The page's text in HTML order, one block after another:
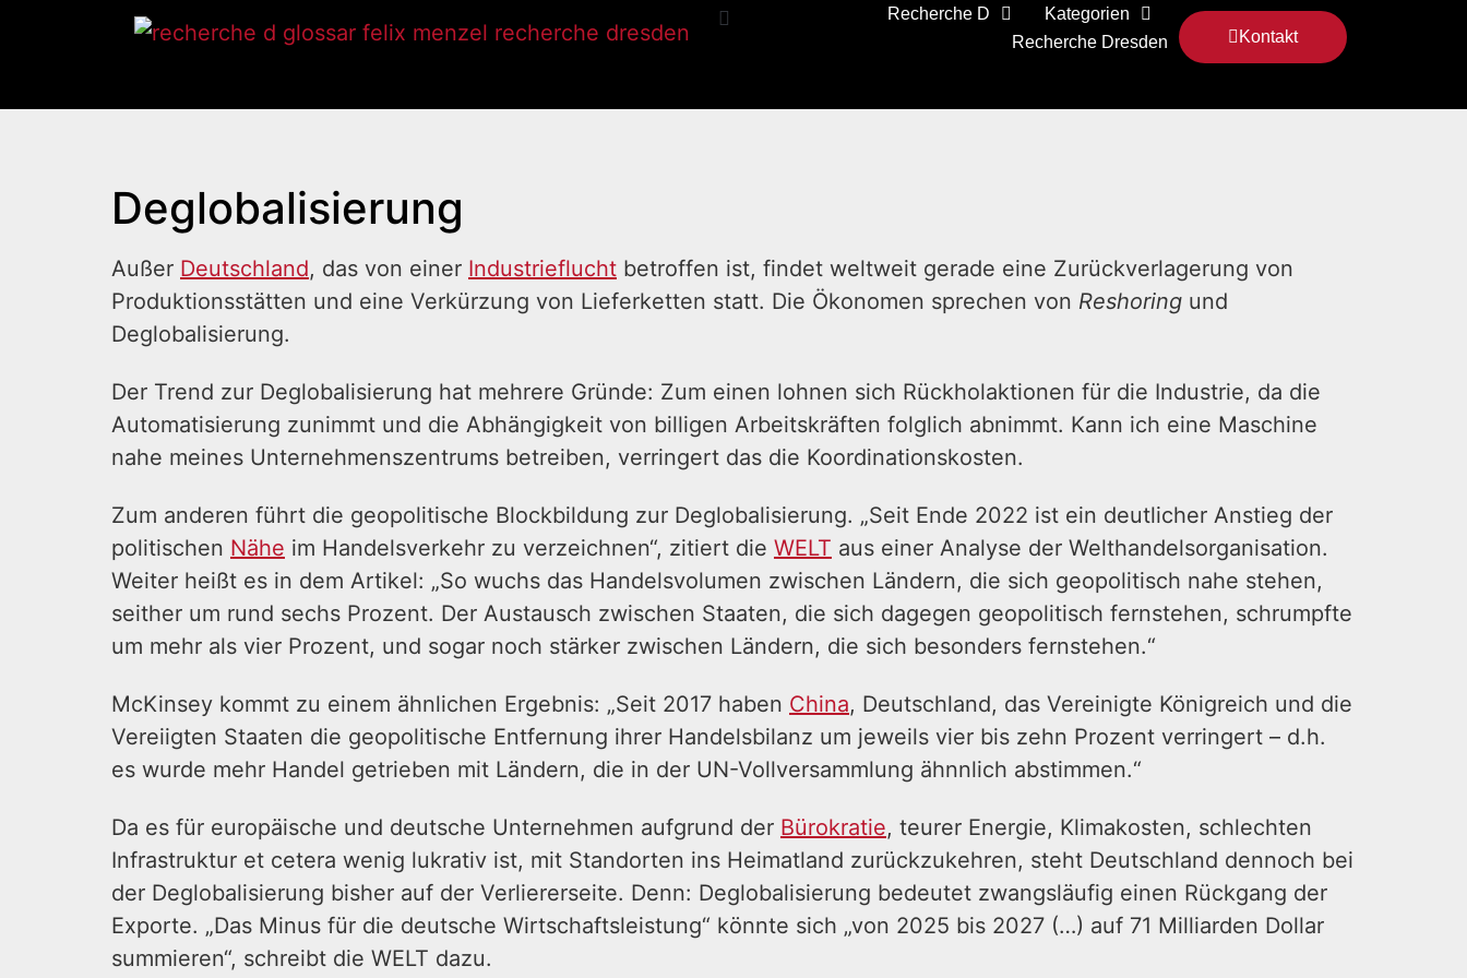
Kontakt
Recherche D
Kategorien
Recherche Dresden
Deglobalisierung
Außer Deutschland, das von einer Industrieflucht betroffen ist, findet weltweit gerade eine Zurückverlagerung von
Produktionsstätten und eine Verkürzung von Lieferketten statt. Die Ökonomen sprechen von Reshoring und
Deglobalisierung.
Der Trend zur Deglobalisierung hat mehrere Gründe: Zum einen lohnen sich Rückholaktionen für die Industrie, da die
Automatisierung zunimmt und die Abhängigkeit von billigen Arbeitskräften folglich abnimmt. Kann ich eine Maschine
nahe meines Unternehmenszentrums betreiben, verringert das die Koordinationskosten.
Zum anderen führt die geopolitische Blockbildung zur Deglobalisierung. „Seit Ende 2022 ist ein deutlicher Anstieg der
politischen Nähe im Handelsverkehr zu verzeichnen“, zitiert die WELT aus einer Analyse der Welthandelsorganisation.
Weiter heißt es in dem Artikel: „So wuchs das Handelsvolumen zwischen Ländern, die sich geopolitisch nahe stehen,
seither um rund sechs Prozent. Der Austausch zwischen Staaten, die sich dagegen geopolitisch fernstehen, schrumpfte
um mehr als vier Prozent, und sogar noch stärker zwischen Ländern, die sich besonders fernstehen.“
McKinsey kommt zu einem ähnlichen Ergebnis: „Seit 2017 haben China, Deutschland, das Vereinigte Königreich und die
Vereiigten Staaten die geopolitische Entfernung ihrer Handelsbilanz um jeweils vier bis zehn Prozent verringert – d.h.
es wurde mehr Handel getrieben mit Ländern, die in der UN-Vollversammlung ähnnlich abstimmen.“
Da es für europäische und deutsche Unternehmen aufgrund der Bürokratie, teurer Energie, Klimakosten, schlechten
Infrastruktur et cetera wenig lukrativ ist, mit Standorten ins Heimatland zurückzukehren, steht Deutschland dennoch bei
der Deglobalisierung bisher auf der Verliererseite. Denn: Deglobalisierung bedeutet zwangsläufig einen Rückgang der
Exporte. „Das Minus für die deutsche Wirtschaftsleistung“ könnte sich „von 2025 bis 2027 (…) auf 71 Milliarden Dollar
summieren“, schreibt die WELT dazu.